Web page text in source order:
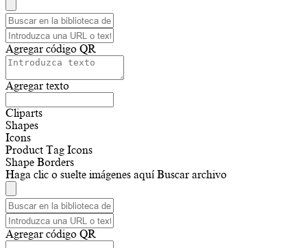
Agregar código QR
Agregar texto
Cliparts
Shapes
Icons
Product Tag Icons
Shape Borders
Haga clic o suelte imágenes aquí Buscar archivo
Agregar código QR